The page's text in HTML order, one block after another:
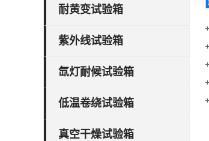
耐黄变试验箱
紫外线试验箱
氙灯耐候试验箱
低温卷绕试验箱
真空干燥试验箱